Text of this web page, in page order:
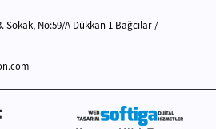
Sokak, No:59/A Dükkan 1 Bağcılar /